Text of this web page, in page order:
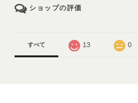
ショップの評価
すべて 13 0